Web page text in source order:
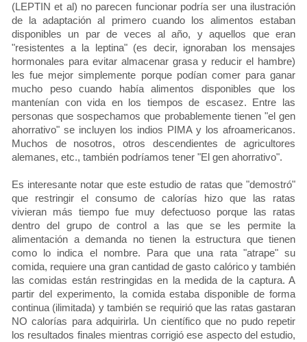
(LEPTIN et al) no parecen funcionar podría ser una ilustración
de la adaptación al primero cuando los alimentos estaban
disponibles un par de veces al año, y aquellos que eran
"resistentes a la leptina" (es decir, ignoraban los mensajes
hormonales para evitar almacenar grasa y reducir el hambre)
les fue mejor simplemente porque podían comer para ganar
mucho peso cuando había alimentos disponibles que los
mantenían con vida en los tiempos de escasez. Entre las
personas que sospechamos que probablemente tienen "el gen
ahorrativo" se incluyen los indios PIMA y los afroamericanos.
Muchos de nosotros, otros descendientes de agricultores
alemanes, etc., también podríamos tener "El gen ahorrativo".
Es interesante notar que este estudio de ratas que "demostró"
que restringir el consumo de calorías hizo que las ratas
vivieran más tiempo fue muy defectuoso porque las ratas
dentro del grupo de control a las que se les permite la
alimentación a demanda no tienen la estructura que tienen
como lo indica el nombre. Para que una rata "atrape" su
comida, requiere una gran cantidad de gasto calórico y también
las comidas están restringidas en la medida de la captura. A
partir del experimento, la comida estaba disponible de forma
continua (ilimitada) y también se requirió que las ratas gastaran
NO calorías para adquirirla. Un científico que no pudo repetir
los resultados finales mientras corrigió ese aspecto del estudio,